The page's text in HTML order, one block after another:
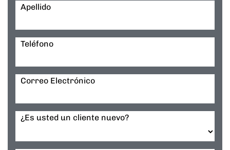
Apellido
Teléfono
Correo Electrónico
¿Es usted un cliente nuevo?